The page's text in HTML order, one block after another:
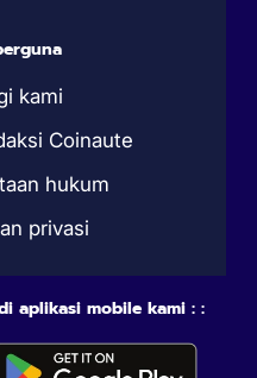
kami
Coinaute
hukum
privasi
aplikasi mobile kami : :